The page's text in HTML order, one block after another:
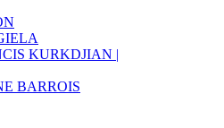
KURKDJIAN |
BARROIS